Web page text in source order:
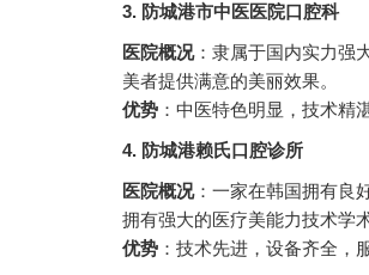
3. 防城港市中医医院口腔科
医院概况：隶属于国内实力强
美者提供满意的美丽效果。
优势 ：中医特色明显，技术精
4. 防城港赖氏口腔诊所
医院概况：一家在韩国拥有良
拥有强大的医疗美能力技术学
优势 ：技术先进，设备齐全，